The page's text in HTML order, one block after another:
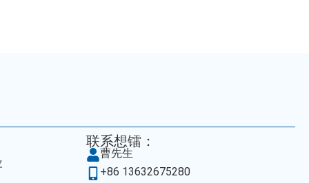
联系想镭：
曹先生
+86 13632675280